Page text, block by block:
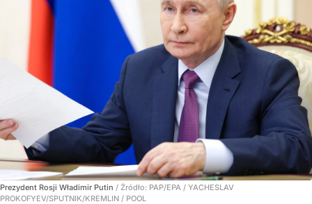
Prezydent Rosji Władimir Putin / Źródło: PAP/EPA / YACHESLAV
PROKOFYEV/SPUTNIK/KREMLIN / POOL